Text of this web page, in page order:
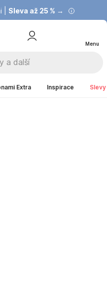
| Sleva až 25 % →
až 40 % →
Menu
Extra Inspirace